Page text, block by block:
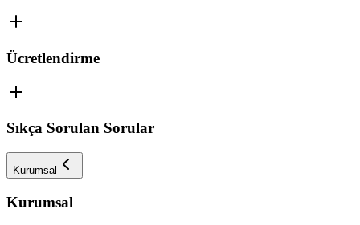
Ücretlendirme
Sıkça Sorulan Sorular
Kurumsal
Kurumsal